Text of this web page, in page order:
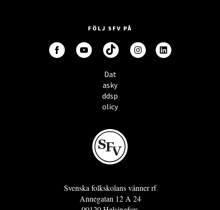
FÖLJ SFV PÅ
Dat
asky
ddsp
olicy
Svenska folkskolans vänner rf
Annegatan 12 A 24